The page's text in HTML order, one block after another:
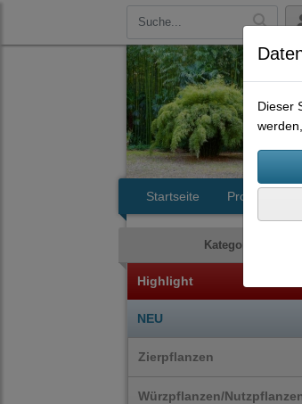
Startseite Produkte
Kategorien
Highlight
NEU
Zierpflanzen
Würzpflanzen/
Dieser